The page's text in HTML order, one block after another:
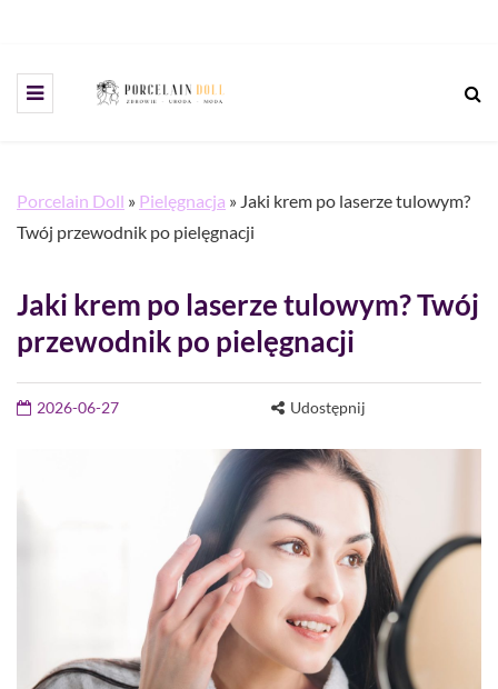
Porcelain Doll » Pielęgnacja » Jaki krem po laserze tulowym?
Twój przewodnik po pielęgnacji
Jaki krem po laserze tulowym? Twój
przewodnik po pielęgnacji
2026-06-27 Udostępnij